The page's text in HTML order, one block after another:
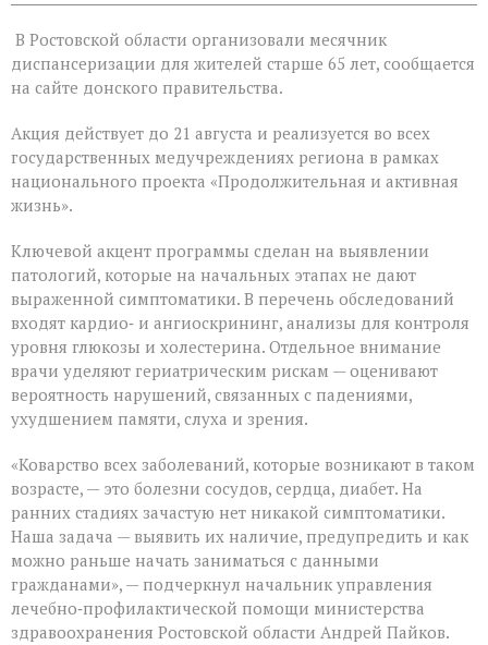
записи
Дону
проходит
месячник
людей
«серебряного»
возраста
В Ростовской области организовали месячник
диспансеризации для жителей старше 65 лет, сообщается
на сайте донского правительства.
Акция действует до 21 августа и реализуется во всех
государственных медучреждениях региона в рамках
национального проекта «Продолжительная и активная
жизнь».
Ключевой акцент программы сделан на выявлении
патологий, которые на начальных этапах не дают
выраженной симптоматики. В перечень обследований
входят кардио‑ и ангиоскрининг, анализы для контроля
уровня глюкозы и холестерина. Отдельное внимание
врачи уделяют гериатрическим рискам — оценивают
вероятность нарушений, связанных с падениями,
ухудшением памяти, слуха и зрения.
«Коварство всех заболеваний, которые возникают в таком
возрасте, — это болезни сосудов, сердца, диабет. На
ранних стадиях зачастую нет никакой симптоматики.
Наша задача — выявить их наличие, предупредить и как
можно раньше начать заниматься с данными
гражданами», — подчеркнул начальник управления
лечебно‑профилактической помощи министерства
здравоохранения Ростовской области Андрей Пайков.